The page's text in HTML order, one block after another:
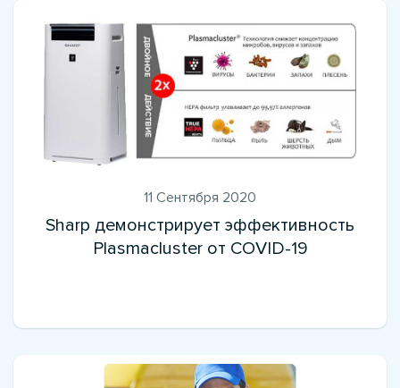
11 Сентября 2020
Sharp демонстрирует эффективность
Plasmacluster от COVID-19